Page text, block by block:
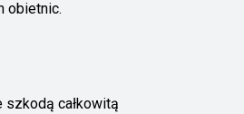
obietnic.
szkodą całkowitą